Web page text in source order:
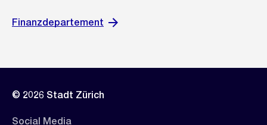
Finanzdepartement
© 2026 Stadt Zürich
Social Media